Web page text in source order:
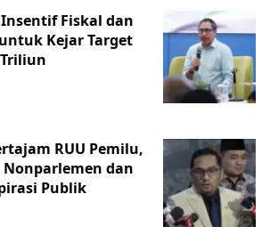
Fiskal dan
Kejar Target
RUU Pemilu,
Nonparlemen dan
Publik